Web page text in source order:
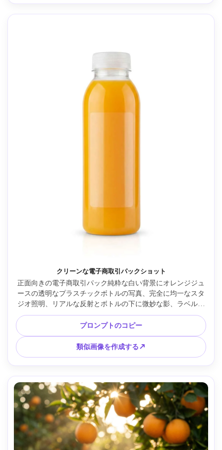
クリーンな電子商取引パックショット
正面向きの電子商取引パック純粋な白い背景にオレンジジュ
ースの透明なプラスチックボトルの写真、完全に均一なスタ
ジオ照明、リアルな反射とボトルの下に微妙な影、ラベル領
域は空白、端から端までシャープな焦点、Canon EOS R3 で
撮影、70mm レンズ、市販カタログ品質、テキストなし --ar
4:5
プロンプトのコピー
類似画像を作成する↗